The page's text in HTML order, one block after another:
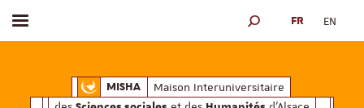
MISHAMaison Interuniversitaire des
Maison Interuniversitaire
Afficher / masquer le menu MOTEUR DE
FR EN